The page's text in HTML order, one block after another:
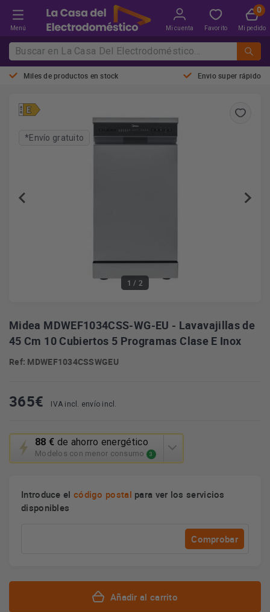
Menú Mi cuenta Favorito Mi pedido
Miles de productos en stock Envio super rápido
1 / 2
*Envío gratuito
Midea MDWEF1034CSS-WG-EU - Lavavajillas de
45 Cm 10 Cubiertos 5 Programas Clase E Inox
Ref: MDWEF1034CSSWGEU
365€ IVA incl. envío incl.
88 € de ahorro energético
Modelos con menor consumo 3
Esta
acción
abrirá
ahorro
Introduce el código postal para ver los servicios
disponibles
Comprobar
Añadir al carrito